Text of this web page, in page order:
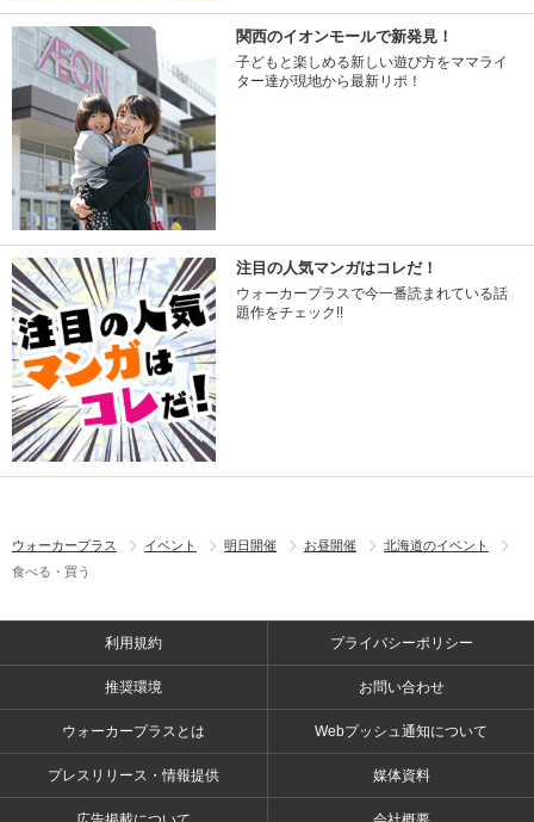
関西のイオンモールで新発見！
子どもと楽しめる新しい遊び方をママライ
ター達が現地から最新リポ！
注目の人気マンガはコレだ！
ウォーカープラスで今一番読まれている話
題作をチェック!!
ウォーカープラス イベント 明日開催 お昼開催
北海道のイベント
食べる・買う
利用規約 プライバシーポリシー
推奨環境 お問い合わせ
ウォーカープラスとは Webプッシュ通知について
プレスリリース・情報提供 媒体資料